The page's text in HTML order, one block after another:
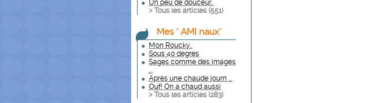
Un peu de douceur..
> Tous les articles (551)
Mes " AMI naux"
Mon Roucky..
Sous 40 degres
Sages comme des images
...
Après une chaude journ ...
Ouf! On a chaud aussi
> Tous les articles (283)